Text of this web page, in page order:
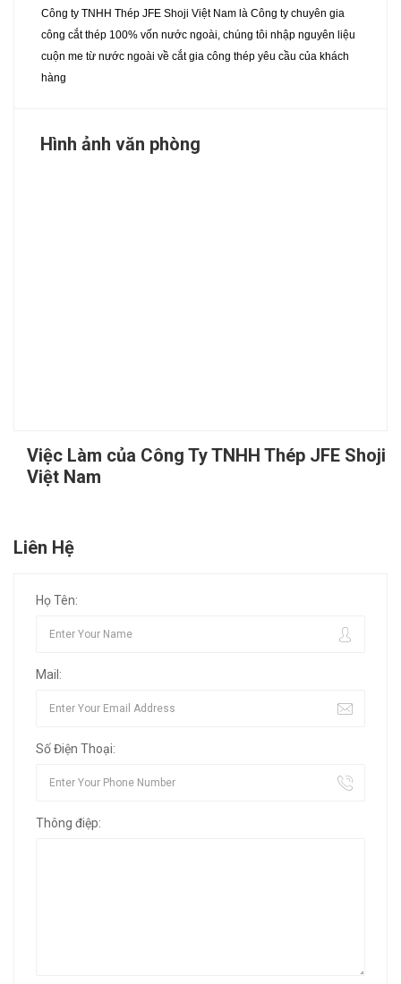
Công ty TNHH Thép JFE Shoji Việt Nam là Công ty chuyên gia
công cắt thép 100% vốn nước ngoài, chúng tôi nhập nguyên liệu
cuộn me từ nước ngoài về cắt gia công thép yêu cầu của khách
hàng
Hình ảnh văn phòng
Việc Làm của Công Ty TNHH Thép JFE Shoji
Việt Nam
Liên Hệ
Họ Tên:
Mail:
Số Điện Thoại:
Thông điệp: